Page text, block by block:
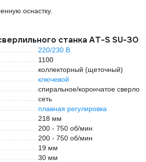
оснастку.
станка AT-S SU-30
220/230 В
1100
коллекторный (щеточный)
ключевой
спиральное/корончатое сверло
сеть
плавная регулировка
218 мм
200 - 750 об/мин
200 - 750 об/мин
19 мм
30 мм